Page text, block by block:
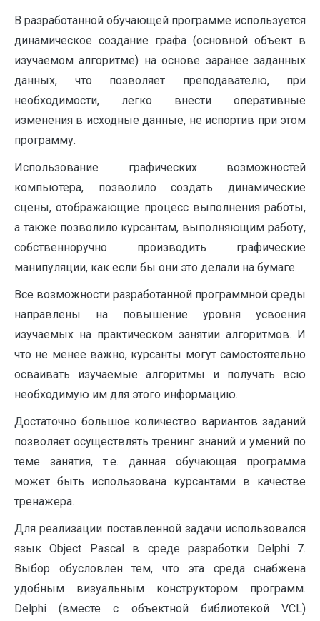
В разработанной обучающей программе используется
динамическое создание графа (основной объект в
изучаемом алгоритме) на основе заранее заданных
данных, что позволяет преподавателю, при
необходимости, легко внести оперативные
изменения в исходные данные, не испортив при этом
программу.
Использование графических возможностей
компьютера, позволило создать динамические
сцены, отображающие процесс выполнения работы,
а также позволило курсантам, выполняющим работу,
собственноручно производить графические
манипуляции, как если бы они это делали на бумаге.
Все возможности разработанной программной среды
направлены на повышение уровня усвоения
изучаемых на практическом занятии алгоритмов. И
что не менее важно, курсанты могут самостоятельно
осваивать изучаемые алгоритмы и получать всю
необходимую им для этого информацию.
Достаточно большое количество вариантов заданий
позволяет осуществлять тренинг знаний и умений по
теме занятия, т.е. данная обучающая программа
может быть использована курсантами в качестве
тренажера.
Для реализации поставленной задачи использовался
язык Object Pascal в среде разработки Delphi 7.
Выбор обусловлен тем, что эта среда снабжена
удобным визуальным конструктором программ.
Delphi (вместе с объектной библиотекой VCL)